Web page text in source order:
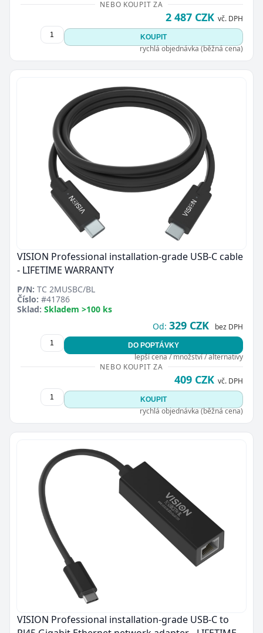
NEBO KOUPIT ZA
2 487 CZK vč. DPH
KOUPIT
rychlá objednávka (běžná cena)
VISION Professional installation-grade USB-C cable
- LIFETIME WARRANTY
P/N: TC 2MUSBC/BL
Číslo: #41786
Sklad: Skladem >100 ks
Od: 329 CZK bez DPH
DO POPTÁVKY
lepší cena / množství / alternativy
NEBO KOUPIT ZA
409 CZK vč. DPH
KOUPIT
rychlá objednávka (běžná cena)
VISION Professional installation-grade USB-C to